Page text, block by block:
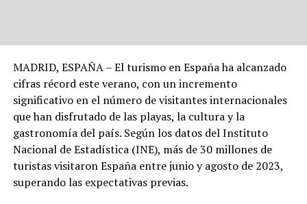
MADRID, ESPAÑA – El turismo en España ha alcanzado
cifras récord este verano, con un incremento
significativo en el número de visitantes internacionales
que han disfrutado de las playas, la cultura y la
gastronomía del país. Según los datos del Instituto
Nacional de Estadística (INE), más de 30 millones de
turistas visitaron España entre junio y agosto de 2023,
superando las expectativas previas.